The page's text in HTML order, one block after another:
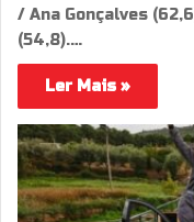
/ Ana Gonçalves
(54,8).…
Ler Mais »